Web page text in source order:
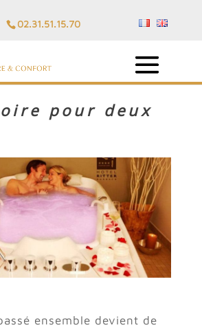
02.31.51.15.70
pour deux
ensemble devient de